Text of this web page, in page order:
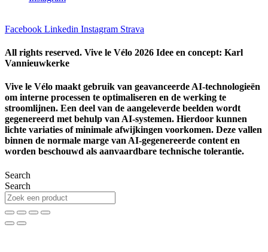
Facebook Linkedin Instagram Strava
All rights reserved. Vive le Vélo 2026 Idee en concept: Karl
Vannieuwkerke
Vive le Vélo maakt gebruik van geavanceerde AI‑technologieën
om interne processen te optimaliseren en de werking te
stroomlijnen. Een deel van de aangeleverde beelden wordt
gegenereerd met behulp van AI‑systemen. Hierdoor kunnen
lichte variaties of minimale afwijkingen voorkomen. Deze vallen
binnen de normale marge van AI‑gegenereerde content en
worden beschouwd als aanvaardbare technische tolerantie.
Search
Search